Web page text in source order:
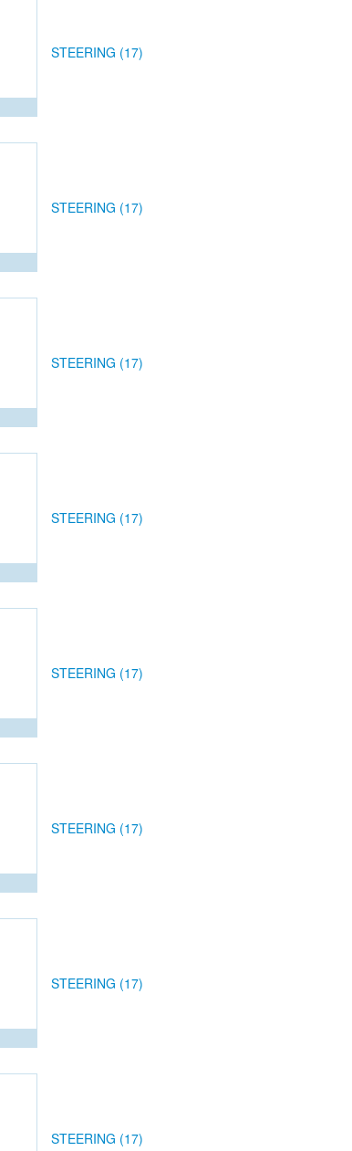
STEERING (17)
STEERING (17)
STEERING (17)
STEERING (17)
STEERING (17)
STEERING (17)
STEERING (17)
STEERING (17)